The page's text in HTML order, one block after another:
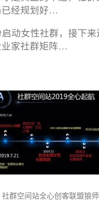
已经规划好…
启动女性社群，接下
业家社群矩阵…
社群空间站全心创客联盟狼